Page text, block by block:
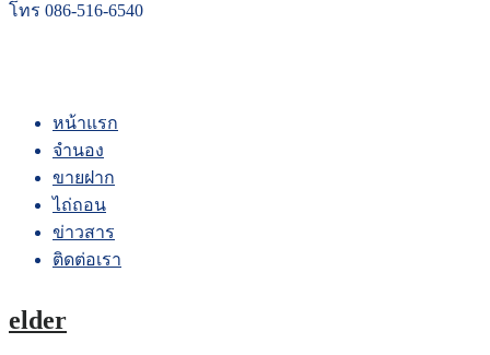
โทร 086-516-6540
หน้าแรก
จำนอง
ขายฝาก
ไถ่ถอน
ข่าวสาร
ติดต่อเรา
elder